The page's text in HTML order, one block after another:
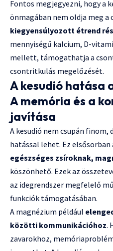
Fontos megjegyezni, hogy a
önmagában nem oldja meg
kiegyensúlyozott étrend
mennyiségű kalcium, D-
mellett, támogathatja a
csontritkulás megelőzését.
A kesudió hatása
A memória és a
javítása
A kesudió nem csupán finom,
hatással lehet. Ez
egészséges zsíroknak,
köszönhető. Ezek az
az idegrendszer megfelelő
funkciók támogatásában.
A magnézium például
közötti kommunikációhoz.
zavarokhoz,